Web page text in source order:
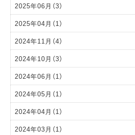
2025年06月（3）
2025年04月（1）
2024年11月（4）
2024年10月（3）
2024年06月（1）
2024年05月（1）
2024年04月（1）
2024年03月（1）